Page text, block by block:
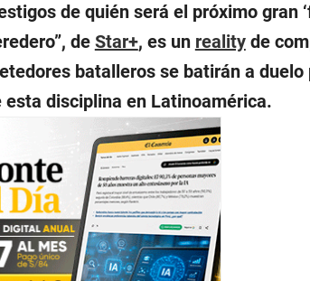
de quién será el próximo gran
de Star+, es un realityde
batalleros se batirán a
disciplina en Latinoamérica.